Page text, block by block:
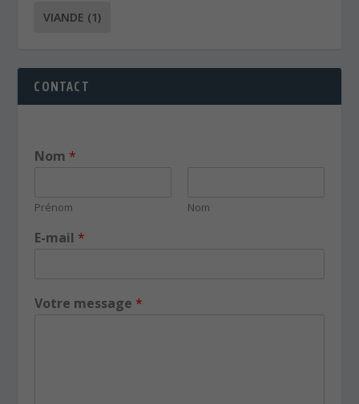
VIANDE (1)
CONTACT
Nom *
Prénom Nom
E-mail *
Votre message *